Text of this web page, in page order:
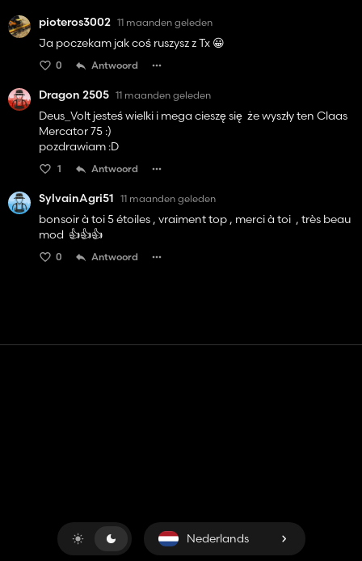
pioteros3002 11 maanden geleden
Ja poczekam jak coś ruszysz z Tx 😀
0 Antwoord
Dragon 2505 11 maanden geleden
Deus_Volt jesteś wielki i mega cieszę się że wyszły ten Claas
Mercator 75 :)
pozdrawiam :D
1 Antwoord
SylvainAgri51 11 maanden geleden
bonsoir à toi 5 étoiles , vraiment top , merci à toi , très beau
mod 👍️👍️👍️
0 Antwoord
Nederlands